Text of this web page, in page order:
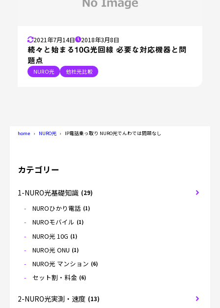
2021年7月14日 2018年3月8日
続々と始まる10G光回線 必要な対応機器と問
題点
NURO光 他社光比較
home NURO光 IP電話乗っ取り NURO光でんわでは問題なし
カテゴリー
1-NURO光基礎知識 (29)
NUROひかり電話 (1)
NUROモバイル (1)
NURO光 10G (1)
NURO光 ONU (1)
NURO光 マンション (6)
セット割・料金 (6)
2-NURO光実測・速度 (13)